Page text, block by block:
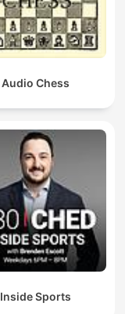
Audio Chess
Inside Sports